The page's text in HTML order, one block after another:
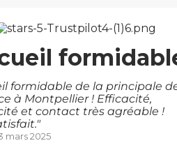
formidable de la principale
à Montpellier ! Efficacité,
et contact très agréable !
mars 2025